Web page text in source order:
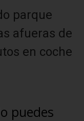
parque
afueras de
en coche
puedes